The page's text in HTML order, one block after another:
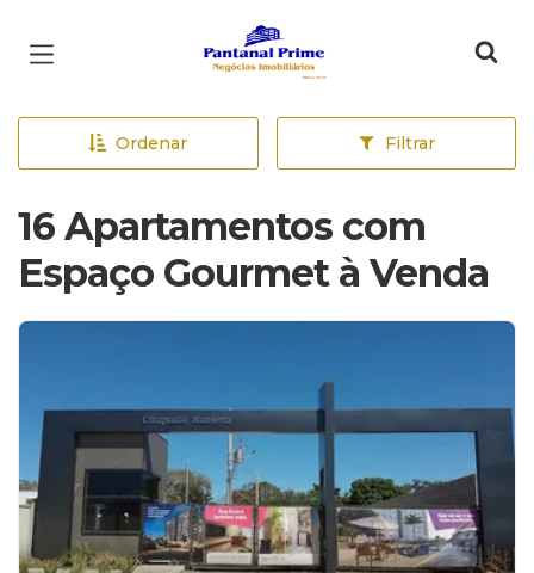
Página inicial
Ordenar Filtrar
16 Apartamentos com
Espaço Gourmet à Venda